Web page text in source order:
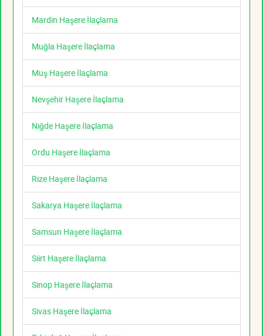
Mardin Haşere İlaçlama
Muğla Haşere İlaçlama
Muş Haşere İlaçlama
Nevşehir Haşere İlaçlama
Niğde Haşere İlaçlama
Ordu Haşere İlaçlama
Rize Haşere İlaçlama
Sakarya Haşere İlaçlama
Samsun Haşere İlaçlama
Siirt Haşere İlaçlama
Sinop Haşere İlaçlama
Sivas Haşere İlaçlama